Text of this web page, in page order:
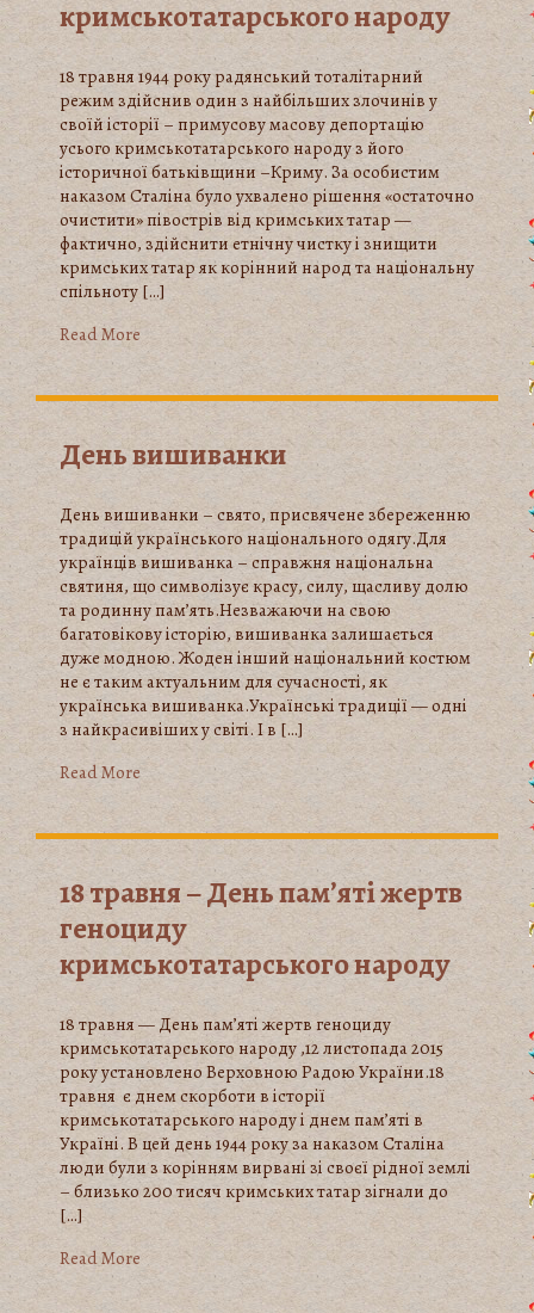
кримськотатарського народу
18 травня 1944 року радянський тоталітарний
режим здійснив один з найбільших злочинів у
своїй історії – примусову масову депортацію
усього кримськотатарського народу з його
історичної батьківщини –Криму. За особистим
наказом Сталіна було ухвалено рішення «остаточно
очистити» півострів від кримських татар —
фактично, здійснити етнічну чистку і знищити
кримських татар як корінний народ та національну
спільноту […]
Read More
День вишиванки
День вишиванки – свято, присвячене збереженню
традицій українського національного одягу.Для
українців вишиванка – справжня національна
святиня, що символізує красу, силу, щасливу долю
та родинну пам’ять.Незважаючи на свою
багатовікову історію, вишиванка залишається
дуже модною. Жоден інший національний костюм
не є таким актуальним для сучасності, як
українська вишиванка.Українські традиції — одні
з найкрасивіших у світі. І в […]
Read More
18 травня – День пам’яті жертв
геноциду
кримськотатарського народу
18 травня — День пам’яті жертв геноциду
кримськотатарського народу ,12 листопада 2015
року установлено Верховною Радою України.18
травня є днем скорботи в історії
кримськотатарського народу і днем пам’яті в
Україні. В цей день 1944 року за наказом Сталіна
люди були з корінням вирвані зі своєї рідної землі
– близько 200 тисяч кримських татар зігнали до
[…]
Read More